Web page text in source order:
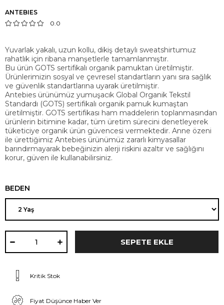
ANTEBIES
0.0
Yuvarlak yakalı, uzun kollu, dikiş detaylı sweatshirtumuz
rahatlık için ribana manşetlerle tamamlanmıştır.
Bu ürün GOTS sertifikalı organik pamuktan üretilmiştir.
Ürünlerimizin sosyal ve çevresel standartların yanı sıra sağlık
ve güvenlik standartlarına uyarak üretilmiştir.
Antebies ürünümüz yumuşacık Global Organik Tekstil
Standardı (GOTS) sertifikalı organik pamuk kumaştan
üretilmiştir. GOTS sertifikası ham maddelerin toplanmasından
ürünlerin bitimine kadar, tüm üretim sürecini denetleyerek
tüketiciye organik ürün güvencesi vermektedir. Anne özeni
ile ürettiğimiz Antebies ürünümüz zararlı kimyasallar
barındırmayarak bebeğinizin alerji riskini azaltır ve sağlığını
korur, güven ile kullanabilirsiniz.
BEDEN
Kritik Stok
Fiyat Düşünce Haber Ver